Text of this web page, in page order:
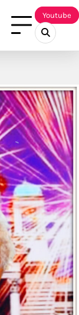
Youtube